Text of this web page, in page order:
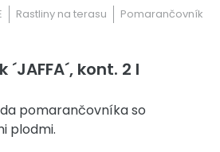
Rastliny na terasu
Pomarančovník
kont. 2 l
pomarančovníka so
plodmi.